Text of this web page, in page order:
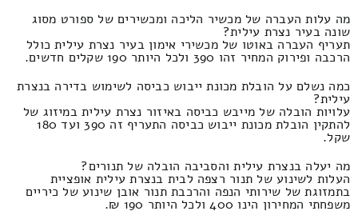
מה עלות העברה של מכשיר הליכה ומכשירים של ספורט מסוג
שונה בעיר נצרת עילית?
תעריף העברה באוטו של מכשירי אימון בעיר נצרת עילית כולל
הרכבה ופירוק המחיר זהו 390 ולכל היותר 190 שקלים חדשים.
כמה נשלם על הובלת מכונת ייבוש כביסה לשימוש בדירה בנצרת
עילית?
עלויות הובלה של מייבש כביסה באיזור נצרת עילית במיזוג של
להתקין הובלת מכונת ייבוש כביסה התעריף זה 390 ועד 180
שקל.
מה יעלה בנצרת עילית והסביבה הובלה של תנורים?
העלות לשינוע של תנור רצפה לבית בנצרת עילית אופציית
בתמזוגת של שירותי הנפה והרכבת תנור אובן שינוע של כיריים
משפחתי המחירון הינו 400 ולכל היותר 190 ₪.